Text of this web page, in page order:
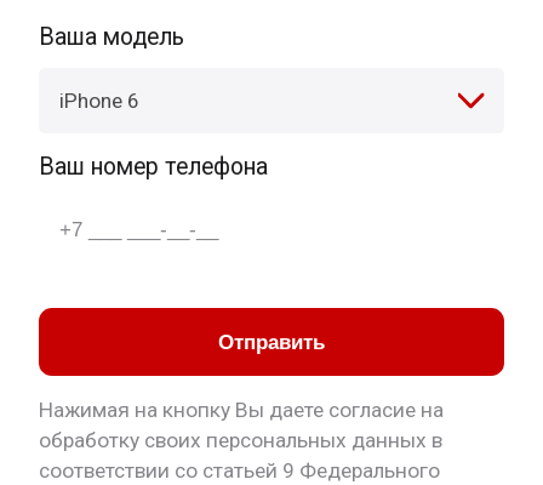
Ваша модель
iPhone 6
Ваш номер телефона
Отправить
Нажимая на кнопку Вы даете согласие на
обработку своих персональных данных в
соответствии со статьей 9 Федерального